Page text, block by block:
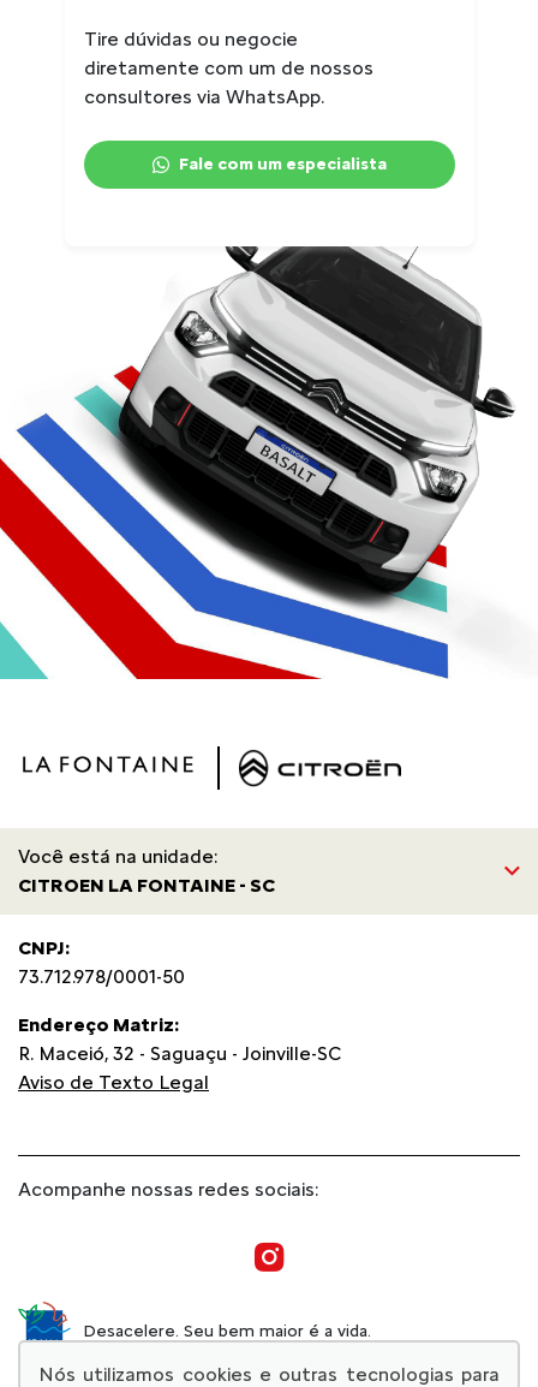
Tire dúvidas ou negocie
diretamente com um de nossos
consultores via WhatsApp.
Fale com um especialista
Você está na unidade:
CITROEN LA FONTAINE - SC
CNPJ:
73.712.978/0001-50
Endereço Matriz:
R. Maceió, 32 - Saguaçu - Joinville-SC
Aviso de Texto Legal
Acompanhe nossas redes sociais:
Desacelere. Seu bem maior é a vida.
Nós utilizamos cookies e outras tecnologias para